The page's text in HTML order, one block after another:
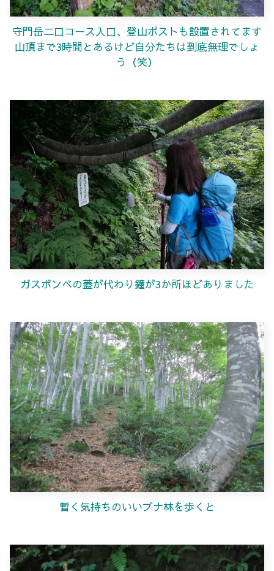
守門岳二口コース入口、登山ポストも設置されてます
山頂まで3時間とあるけど自分たちは到底無理でしょ
う（笑）
ガスボンベの蓋が代わり 鐘が3か所ほどありました
暫く気持ちのいいブナ林を歩くと